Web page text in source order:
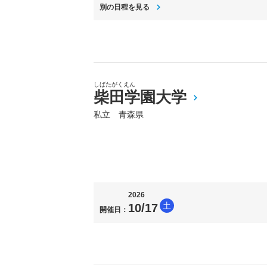
別の日程を見る
しばたがくえん
柴田学園大学
私立 青森県
開催日：
2026
10/17 土